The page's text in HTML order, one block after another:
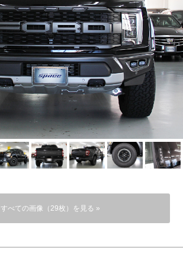
すべての画像（29枚）を見る »